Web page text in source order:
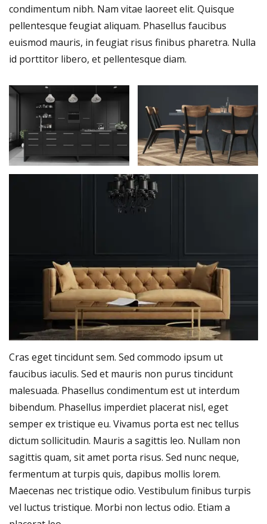
condimentum nibh. Nam vitae laoreet elit. Quisque
pellentesque feugiat aliquam. Phasellus faucibus
euismod mauris, in feugiat risus finibus pharetra. Nulla
id porttitor libero, et pellentesque diam.
Cras eget tincidunt sem. Sed commodo ipsum ut
faucibus iaculis. Sed et mauris non purus tincidunt
malesuada. Phasellus condimentum est ut interdum
bibendum. Phasellus imperdiet placerat nisl, eget
semper ex tristique eu. Vivamus porta est nec tellus
dictum sollicitudin. Mauris a sagittis leo. Nullam non
sagittis quam, sit amet porta risus. Sed nunc neque,
fermentum at turpis quis, dapibus mollis lorem.
Maecenas nec tristique odio. Vestibulum finibus turpis
vel luctus tristique. Morbi non lectus odio. Etiam a